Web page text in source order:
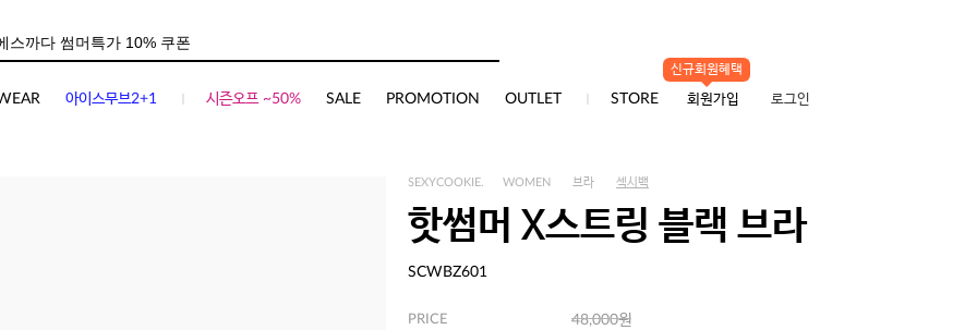
아이스무브2+1 시즌오프 ~50% SALE PROMOTION OUTLET STORE
신규회원혜택
회원가입 로그인
SEXYCOOKIE. WOMEN 브라 섹시백
핫썸머 X스트링 블랙 브라
SCWBZ601
PRICE 48,000원
사이즈